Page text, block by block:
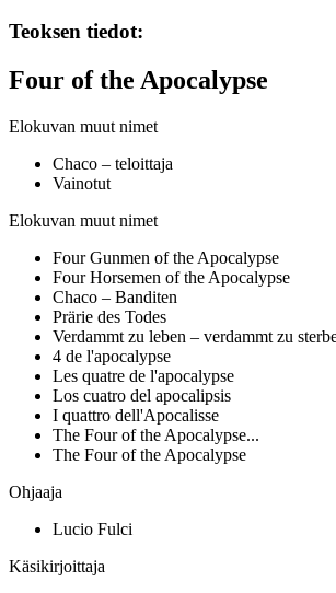
Teoksen tiedot:
Four of the Apocalypse
Elokuvan muut nimet
Chaco – teloittaja
Vainotut
Elokuvan muut nimet
Four Gunmen of the Apocalypse
Four Horsemen of the Apocalypse
Chaco – Banditen
Prärie des Todes
Verdammt zu leben – verdammt zu
4 de l'apocalypse
Les quatre de l'apocalypse
Los cuatro del apocalipsis
I quattro dell'Apocalisse
The Four of the Apocalypse...
The Four of the Apocalypse
Ohjaaja
Lucio Fulci
Käsikirjoittaja